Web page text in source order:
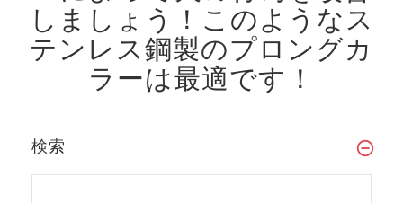
しましょう！ このようなス
テンレス鋼製のプロングカ
ラーは最適です！
検索